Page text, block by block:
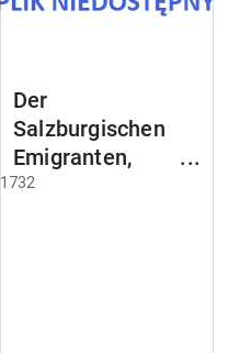
Der
Salzburgischen
Emigranten,
welche nach
1732